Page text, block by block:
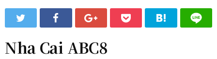
ッ
プ
フ
ォ
ム
Nha Cai ABC8